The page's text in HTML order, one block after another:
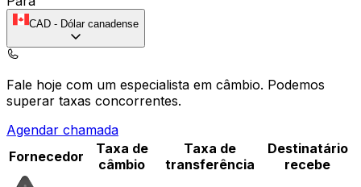
CAD - Dólar canadense
Fale hoje com um especialista em câmbio. Podemos
superar taxas concorrentes.
Agendar chamada
Fornecedor
Taxa de
câmbio
Taxa de
transferência
Destinatário
recebe